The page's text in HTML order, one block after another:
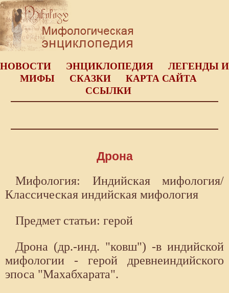
НОВОСТИ ЭНЦИКЛОПЕДИЯ
ЛЕГЕНДЫ И
МИФЫ
СКАЗКИ
КАРТА САЙТА
ССЫЛКИ
Дрона
Мифология: Индийская мифология/
Классическая индийская мифология
Предмет статьи: герой
Дрона (др.-инд. "ковш") -в индийской
мифологии - герой древнеиндийского
эпоса "Махабхарата".